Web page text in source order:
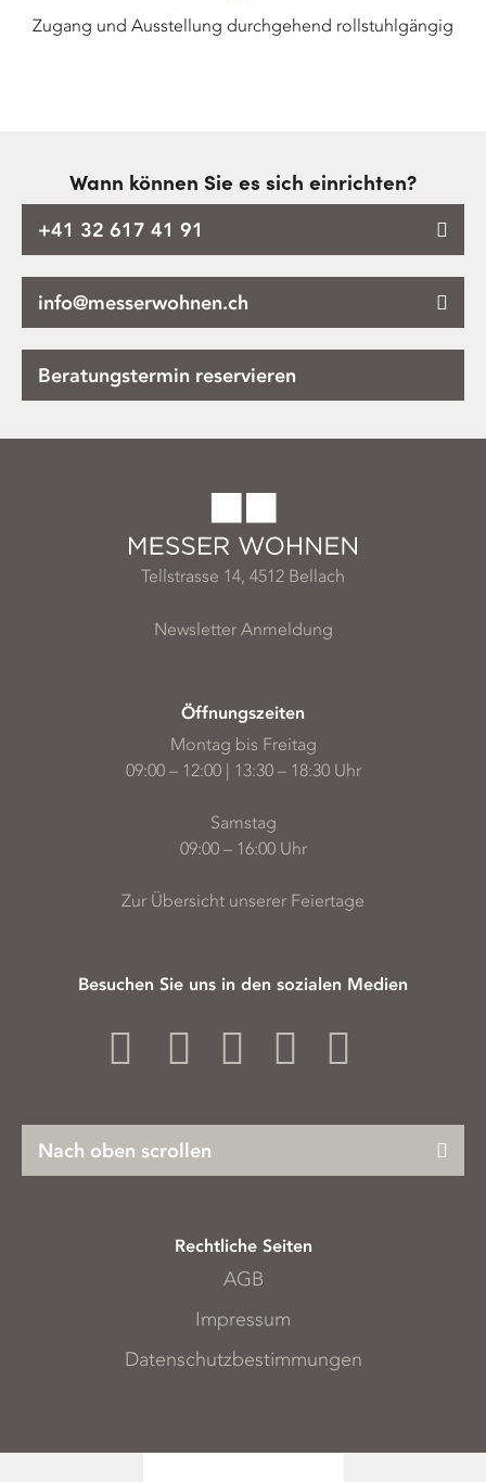
Zugang und Ausstellung durchgehend rollstuhlgängig
Wann können Sie es sich einrichten?
+41 32 617 41 91
info@messerwohnen.ch
Beratungstermin reservieren
Tellstrasse 14, 4512 Bellach
Newsletter Anmeldung
Öffnungszeiten
Montag bis Freitag
09:00 – 12:00 | 13:30 – 18:30 Uhr
Samstag
09:00 – 16:00 Uhr
Zur Übersicht unserer Feiertage
Rechtliche Seiten
AGB
Impressum
Datenschutzbestimmungen
Besuchen Sie uns in den sozialen Medien
Nach oben scrollen